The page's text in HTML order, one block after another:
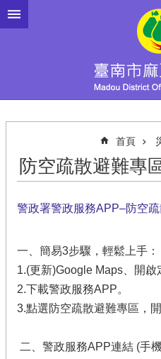
跳到主要內容區塊
首頁
防空疏散避難專
警政署警政服務APP–防空
一、簡易3步驟，輕鬆上手：
1️.(更新)Google Maps、開啟
2️.下載警政服務APP。
3️.點選防空疏散避難專區，
二、警政服務APP連結 (手